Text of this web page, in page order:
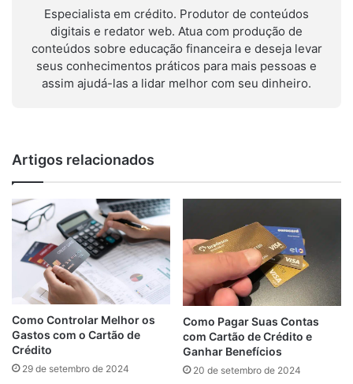
Especialista em crédito. Produtor de conteúdos
digitais e redator web. Atua com produção de
conteúdos sobre educação financeira e deseja levar
seus conhecimentos práticos para mais pessoas e
assim ajudá-las a lidar melhor com seu dinheiro.
Artigos relacionados
Como Controlar Melhor os
Gastos com o Cartão de
Crédito
29 de setembro de 2024
Como Pagar Suas Contas
com Cartão de Crédito e
Ganhar Benefícios
20 de setembro de 2024